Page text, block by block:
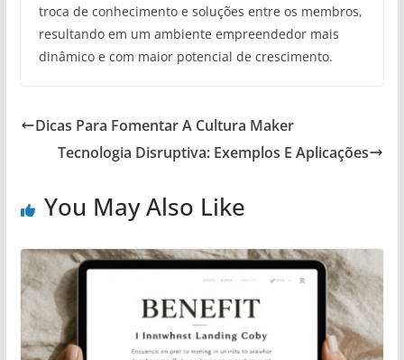
troca de conhecimento e soluções entre os membros,
resultando em um ambiente empreendedor mais
dinâmico e com maior potencial de crescimento.
Dicas Para Fomentar A Cultura Maker
Tecnologia Disruptiva: Exemplos E Aplicações
You May Also Like